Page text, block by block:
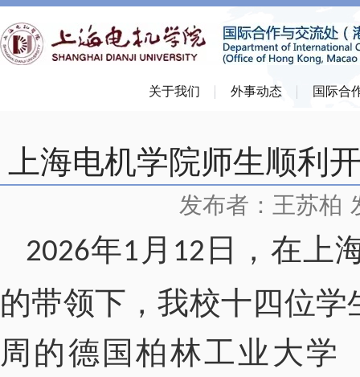
关于我们 外事动态 国际合
上海电机学院师生顺利
发布者：王苏柏
2026年1 月 12 日，在上
的带领下，我校十四位
周的德国柏林工业大学